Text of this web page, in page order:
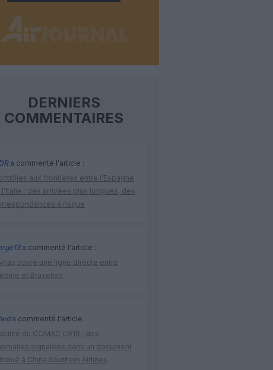
DERNIERS
COMMENTAIRES
a commenté l'article :
aux frontières entre l’Espagne
l’Italie : des arrivées plus longues, des
à risque
a commenté l'article :
ouvre une ligne directe entre
et Bruxelles
a commenté l'article :
du COMAC C919 : des
signalées dans un document
à China Southern Airlines